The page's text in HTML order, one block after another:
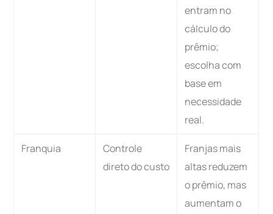
entram no
cálculo do
prêmio;
escolha com
base em
necessidade
real.
Franquia
Controle
direto do custo
Franjas mais
altas reduzem
o prêmio, mas
aumentam o